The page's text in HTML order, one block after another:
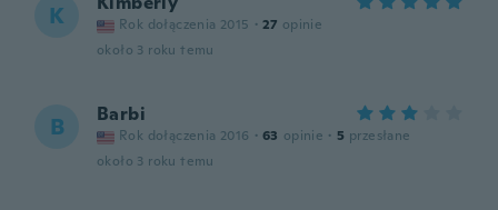
K Rok dołączenia 2015 · 27 opinie
około 3 roku temu
B Barbi
Rok dołączenia 2016 · 63 opinie · 5 przesłane
około 3 roku temu